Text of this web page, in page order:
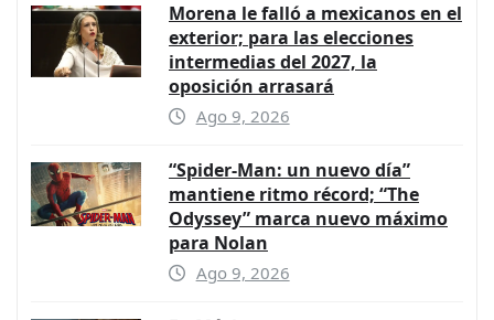
Morena le falló a mexicanos en el
exterior; para las elecciones
intermedias del 2027, la
oposición arrasará
Ago 9, 2026
“Spider-Man: un nuevo día”
mantiene ritmo récord; “The
Odyssey” marca nuevo máximo
para Nolan
Ago 9, 2026